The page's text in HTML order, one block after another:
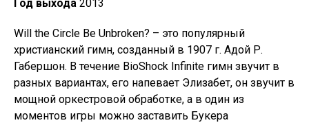
Год выхода 2013
Will the Circle Be Unbroken? – это популярный
христианский гимн, созданный в 1907 г. Адой Р.
Габершон. В течение BioShock Infinite гимн звучит в
разных вариантах, его напевает Элизабет, он звучит в
мощной оркестровой обработке, а в один из
моментов игры можно заставить Букера